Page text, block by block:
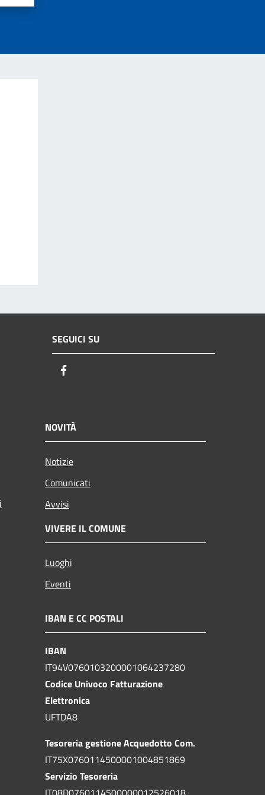
SEGUICI SU
NOVITÀ
Notizie
Comunicati
Avvisi
VIVERE IL COMUNE
Luoghi
Eventi
IBAN E CC POSTALI
IBAN
IT94V0760103200001064237280
Codice Univoco Fatturazione
Elettronica
UFTDA8
Tesoreria gestione Acquedotto Com.
IT75X0760114500001004851869
Servizio Tesoreria